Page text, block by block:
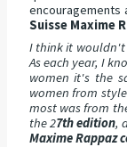
encouragements
Suisse Maxime
I think it
As each year, I
women it's the
women from
most was from
the 27th edition,
Maxime Rappaz